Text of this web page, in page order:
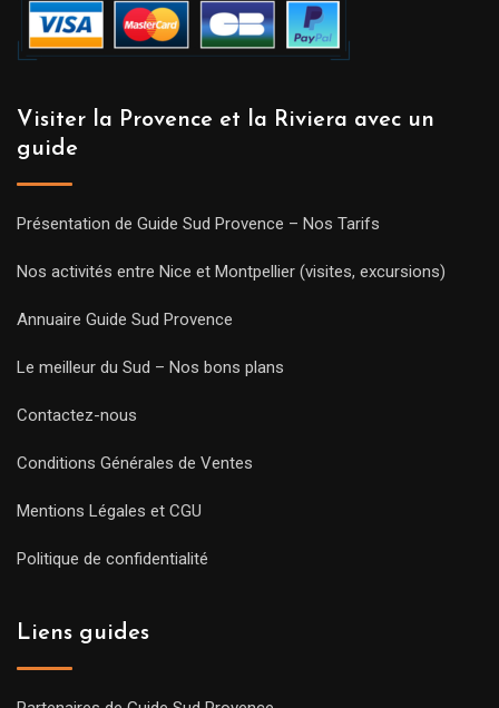
Visiter la Provence et la Riviera avec un
guide
Présentation de Guide Sud Provence – Nos Tarifs
Nos activités entre Nice et Montpellier (visites, excursions)
Annuaire Guide Sud Provence
Le meilleur du Sud – Nos bons plans
Contactez-nous
Conditions Générales de Ventes
Mentions Légales et CGU
Politique de confidentialité
Liens guides